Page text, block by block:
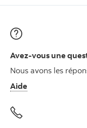
Avez-vous une
Nous avons les
Aide